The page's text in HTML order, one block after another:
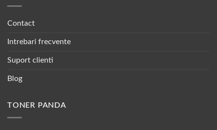
Contact
Intrebari frecvente
Suport clienti
Blog
TONER PANDA